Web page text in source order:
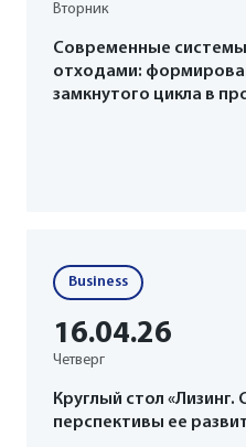
Вторник
Современные
отходами:
замкнутого цикла в
Business
16.04.26
Четверг
Круглый стол
перспективы ее